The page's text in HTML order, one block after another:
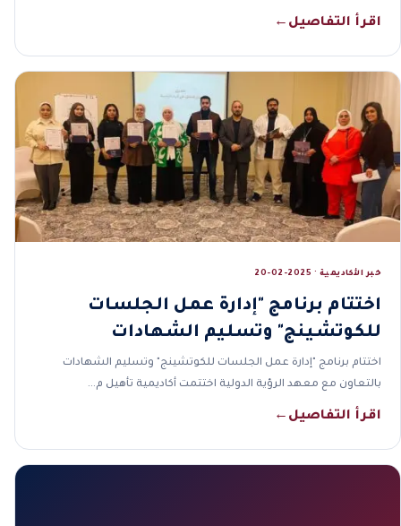
اقرأ التفاصيل ←
خبر الأكاديمية · 2025-02-20
اختتام برنامج "إدارة عمل الجلسات
للكوتشينج" وتسليم الشهادات
اختتام برنامج "إدارة عمل الجلسات للكوتشينج" وتسليم الشهادات
بالتعاون مع معهد الرؤية الدولية اختتمت أكاديمية تأهيل م…
اقرأ التفاصيل ←